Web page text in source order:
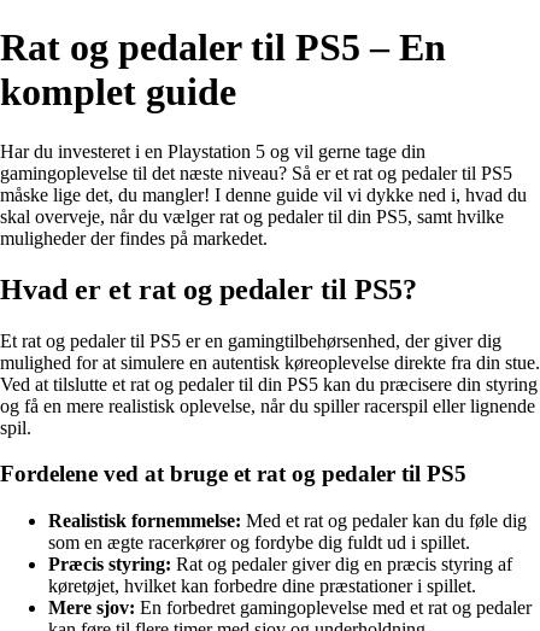
Rat og pedaler til PS5 – En
komplet guide
Har du investeret i en Playstation 5 og vil gerne tage din
gamingoplevelse til det næste niveau? Så er et rat og pedaler til PS5
måske lige det, du mangler! I denne guide vil vi dykke ned i, hvad du
skal overveje, når du vælger rat og pedaler til din PS5, samt hvilke
muligheder der findes på markedet.
Hvad er et rat og pedaler til PS5?
Et rat og pedaler til PS5 er en gamingtilbehørsenhed, der giver dig
mulighed for at simulere en autentisk køreoplevelse direkte fra din stue.
Ved at tilslutte et rat og pedaler til din PS5 kan du præcisere din styring
og få en mere realistisk oplevelse, når du spiller racerspil eller lignende
spil.
Fordelene ved at bruge et rat og pedaler til PS5
Realistisk fornemmelse: Med et rat og pedaler kan du føle dig
som en ægte racerkører og fordybe dig fuldt ud i spillet.
Præcis styring: Rat og pedaler giver dig en præcis styring af
køretøjet, hvilket kan forbedre dine præstationer i spillet.
Mere sjov: En forbedret gamingoplevelse med et rat og pedaler